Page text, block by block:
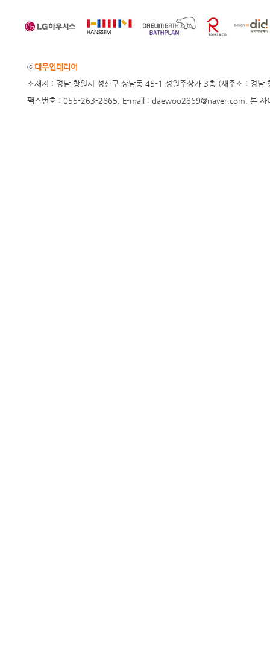
ⓒ대우인테리어
소재지 : 경남 창원시 성산구 상남동 45-1 성원주상가 3층 (새주소 :
팩스번호 : 055-263-2865, E-mail : daewoo2869@naver.com, 본 사이